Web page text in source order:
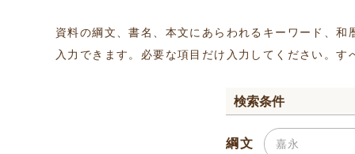
資料の綱文、書名、本文にあらわれるキーワード、
入力できます。必要な項目だけ入力してください。
検索条件
綱文